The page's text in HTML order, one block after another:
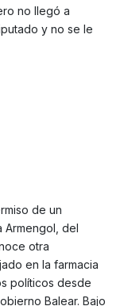
no llegó a
y no se le
de un
Armengol, del
otra
en la farmacia
políticos desde
Balear. Bajo